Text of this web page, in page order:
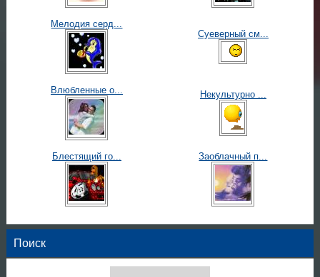
Мелодия серд...
Суеверный см...
Влюбленные о... Некультурно ...
Блестящий го... Заоблачный п...
Поиск